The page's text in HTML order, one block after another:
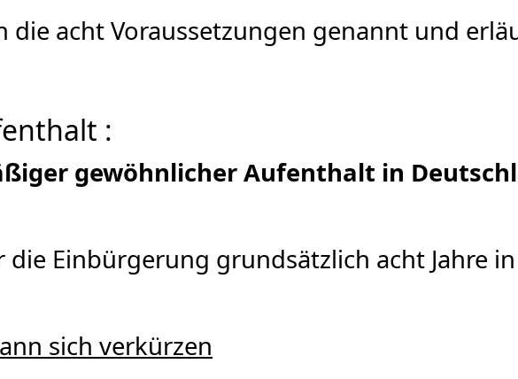
die acht Voraussetzungen genannt und
:
gewöhnlicher Aufenthalt in
Einbürgerung grundsätzlich acht Jahre
sich verkürzen